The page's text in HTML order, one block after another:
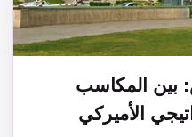
بين المكاسب
الأميركي